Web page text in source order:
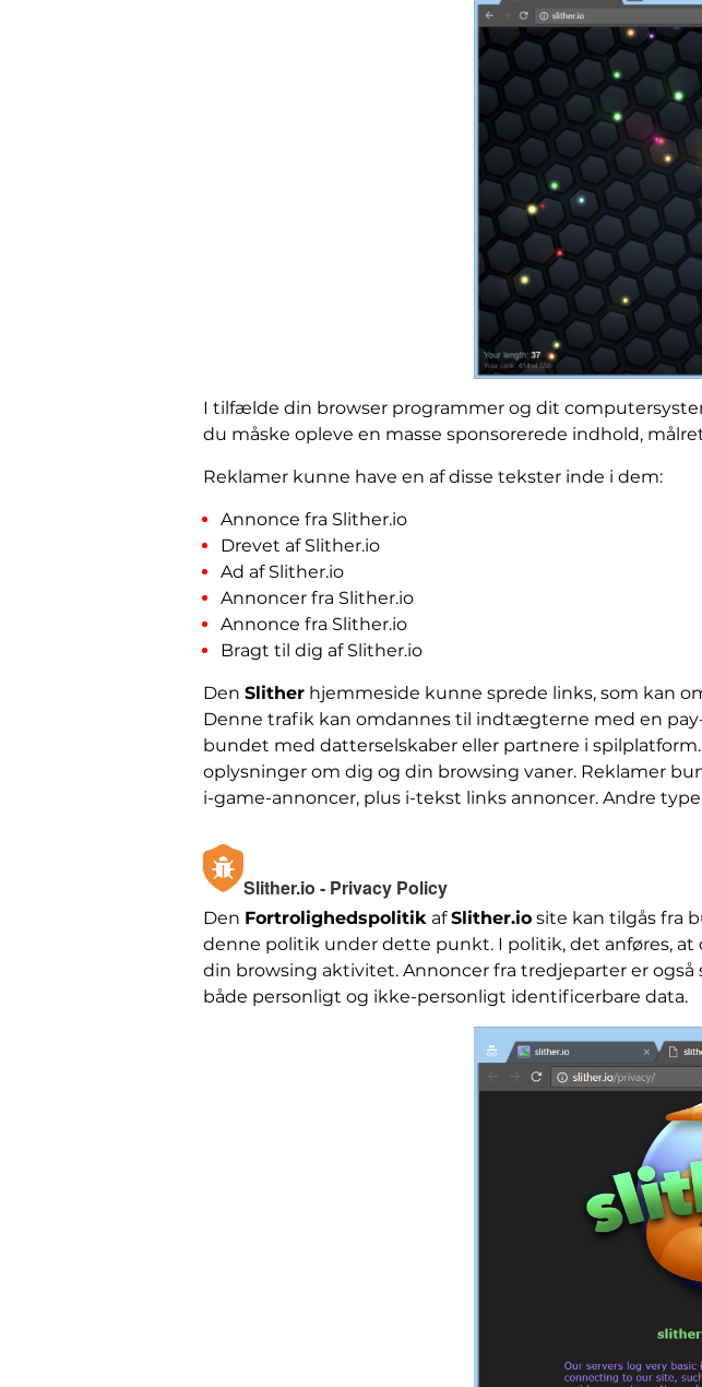
I tilfælde din browser programmer og dit
du måske opleve en masse sponsorerede indhold,
Reklamer kunne have en af ​​disse tekster inde i dem:
Annonce fra Slither.io
Drevet af Slither.io
Ad af Slither.io
Annoncer fra Slither.io
Annonce fra Slither.io
Bragt til dig af Slither.io
Den Slither hjemmeside kunne sprede links, som kan
Denne trafik kan omdannes til indtægterne med en
bundet med datterselskaber eller partnere i
oplysninger om dig og din browsing vaner. Reklamer
i-game-annoncer, plus i-tekst links annoncer. Andre
Slither.io - Privacy Policy
Den Fortrolighedspolitik afSlither.io site kan tilgås fra
denne politik under dette punkt. I politik, det anføres,
din browsing aktivitet. Annoncer fra tredjeparter er
både personligt og ikke-personligt identificerbare data.